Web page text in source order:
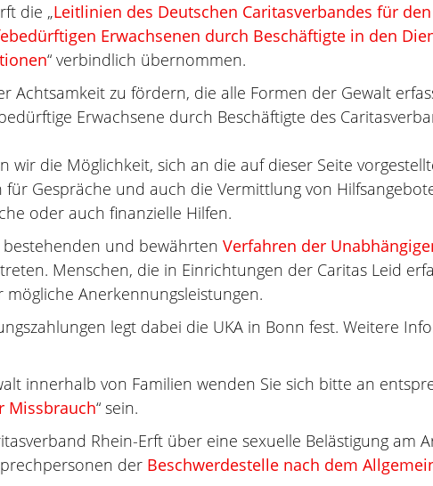
die „Leitlinien des Deutschen Caritasverbandes für
Erwachsenen durch Beschäftigte in den
“ verbindlich übernommen.
Achtsamkeit zu fördern, die alle Formen der Gewalt
Erwachsene durch Beschäftigte des
wir die Möglichkeit, sich an die auf dieser Seite
Gespräche und auch die Vermittlung von
oder auch finanzielle Hilfen.
und bewährten Verfahren der
Menschen, die in Einrichtungen der Caritas Leid
Anerkennungsleistungen.
legt dabei die UKA in Bonn fest. Weitere
innerhalb von Familien wenden Sie sich bitte an
Missbrauch“ sein.
Rhein-Erft über eine sexuelle Belästigung am
der Beschwerdestelle nach dem